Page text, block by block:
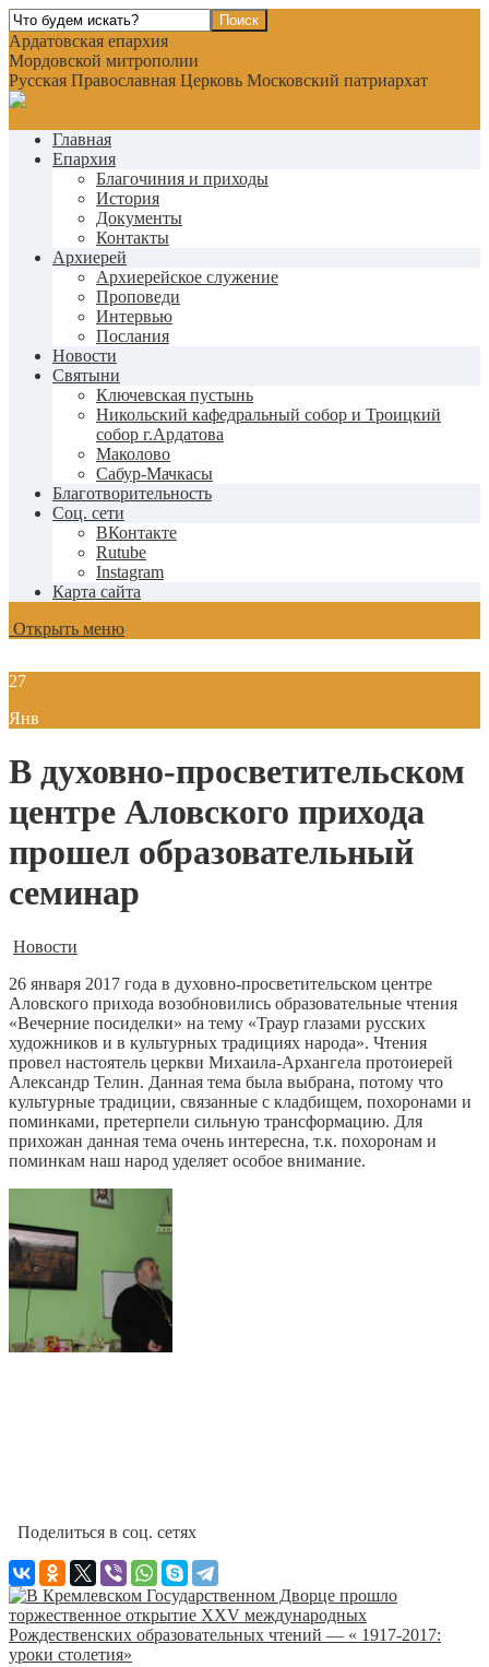
Ардатовская епархия
Мордовской митрополии
Русская Православная Церковь Московский патриархат
Главная
Епархия
Благочиния и приходы
История
Документы
Контакты
Архиерей
Архиерейское служение
Проповеди
Интервью
Послания
Новости
Святыни
Ключевская пустынь
Никольский кафедральный собор и Троицкий
собор г.Ардатова
Маколово
Сабур-Мачкасы
Благотворительность
Соц. сети
ВКонтакте
Rutube
Instagram
Карта сайта
Открыть меню
27
Янв
В духовно-просветительском
центре Аловского прихода
прошел образовательный
семинар
Новости
26 января 2017 года в духовно-просветительском центре
Аловского прихода возобновились образовательные чтения
«Вечерние посиделки» на тему «Траур глазами русских
художников и в культурных традициях народа». Чтения
провел настоятель церкви Михаила-Архангела протоиерей
Александр Телин. Данная тема была выбрана, потому что
культурные традиции, связанные с кладбищем, похоронами и
поминками, претерпели сильную трансформацию. Для
прихожан данная тема очень интересна, т.к. похоронам и
поминкам наш народ уделяет особое внимание.
Поделиться в соц. сетях